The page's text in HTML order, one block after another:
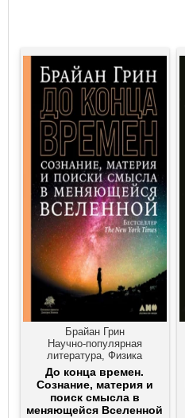
Брайан Грин
Научно-популярная
литература, Физика
До конца времен.
Сознание, материя и
поиск смысла в
меняющейся Вселенной